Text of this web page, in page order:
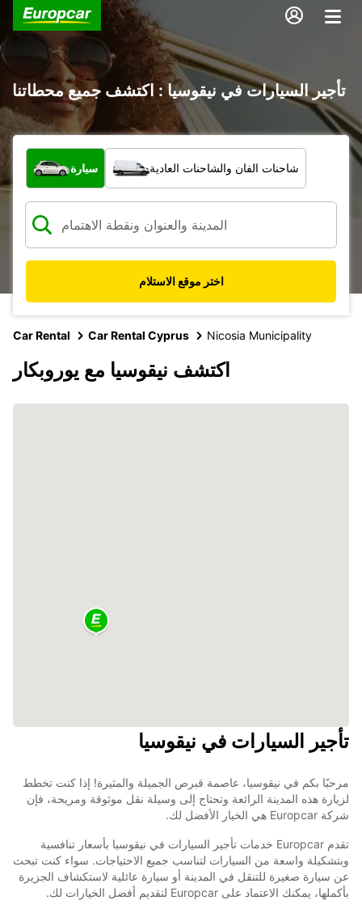
تأجير السيارات في نيقوسيا : اكتشف جميع محطاتنا
ما نوع المركبة؟
سيارة شاحنات الفان والشاحنات العادية
اختر موقع الاستلام
Car Rental Car Rental Cyprus Nicosia Municipality
اكتشف نيقوسيا مع يوروبكار
تأجير السيارات في نيقوسيا
مرحبًا بكم في نيقوسيا، عاصمة قبرص الجميلة والمثيرة! إذا كنت تخطط
لزيارة هذه المدينة الرائعة وتحتاج إلى وسيلة نقل موثوقة ومريحة، فإن
شركة Europcar هي الخيار الأفضل لك.
تقدم Europcar خدمات تأجير السيارات في نيقوسيا بأسعار تنافسية
وبتشكيلة واسعة من السيارات لتناسب جميع الاحتياجات. سواء كنت تبحث
عن سيارة صغيرة للتنقل في المدينة أو سيارة عائلية لاستكشاف الجزيرة
بأكملها، يمكنك الاعتماد على Europcar لتقديم أفضل الخيارات لك.